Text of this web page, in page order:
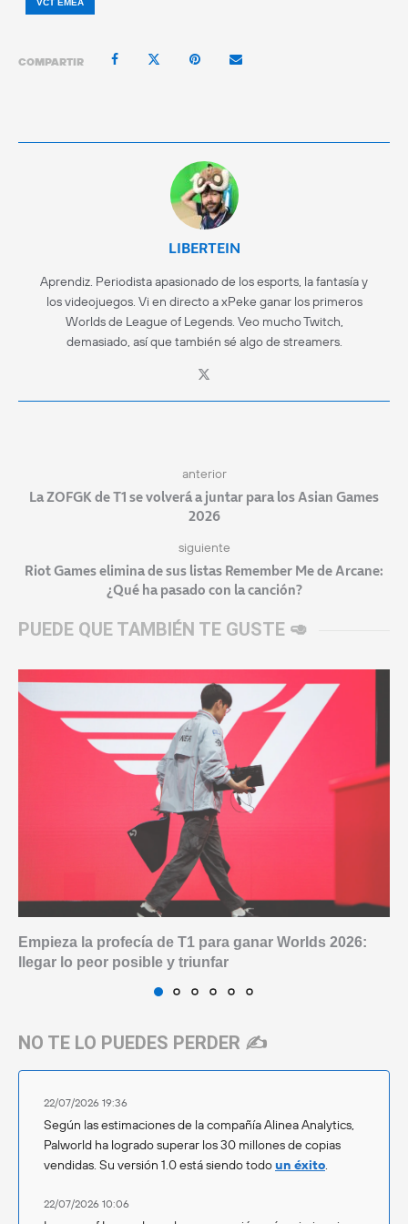
VCT EMEA
COMPARTIR
LIBERTEIN
Aprendiz. Periodista apasionado de los esports, la fantasía y
los videojuegos. Vi en directo a xPeke ganar los primeros
Worlds de League of Legends. Veo mucho Twitch,
demasiado, así que también sé algo de streamers.
anterior
La ZOFGK de T1 se volverá a juntar para los Asian Games
2026
siguiente
Riot Games elimina de sus listas Remember Me de Arcane:
¿Qué ha pasado con la canción?
PUEDE QUE TAMBIÉN TE GUSTE 🥑
Empieza la profecía de T1 para ganar Worlds 2026:
llegar lo peor posible y triunfar
NO TE LO PUEDES PERDER ✍️
22/07/2026 19:36
Según las estimaciones de la compañía Alinea Analytics,
Palworld ha logrado superar los 30 millones de copias
vendidas. Su versión 1.0 está siendo todoun éxito.
22/07/2026 10:06